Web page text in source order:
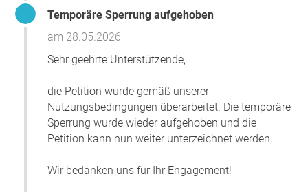
Ernsthaftigkeit unseres Anliegens zu unterstreichen.
Danke, dass du dir die Zeit nimmst und dieses Anliegen
Begründung
Unsere Argumente:
bessere Dämpfung und Unterstützung für Rücken,
Temporäre Sperrung aufgehoben
am 28.05.2026
Sehr geehrte Unterstützende,
die Petition wurde gemäß unserer
Nutzungsbedingungen überarbeitet. Die temporäre
Sperrung wurde wieder aufgehoben und die
Petition kann nun weiter unterzeichnet werden.
Wir bedanken uns für Ihr Engagement!